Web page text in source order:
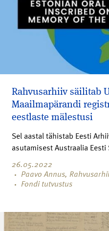
Rahvusarhiiv säilitab
Maailmapärandi
eestlaste mälestusi
Sel aastal tähistab Eesti
asutamisest Austraalia
26.05.2022
Paavo Annus,
Fondi tutvustus